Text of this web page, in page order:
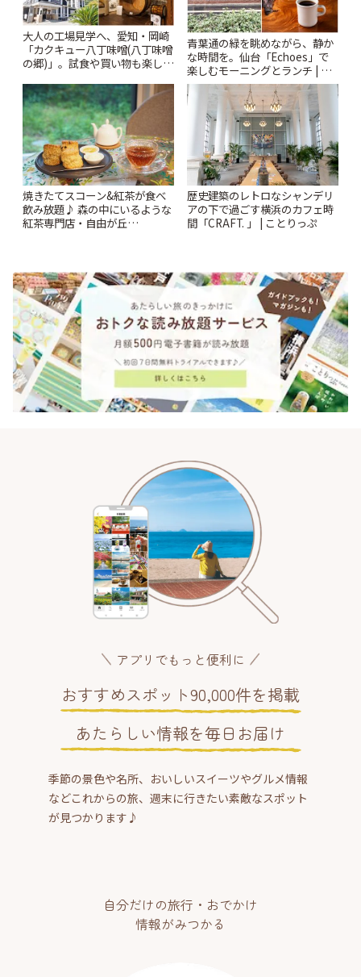
大人の工場見学へ、愛知・岡崎
「カクキュー八丁味噌(八丁味噌
の郷)」。試食や買い物も楽しみ
青葉通の緑を眺めながら、静か
な時間を。仙台「Echoes」で
楽しむモーニングとランチ | こ
とりっぷ
焼きたてスコーン&紅茶が食べ
飲み放題♪ 森の中にいるような
紅茶専門店・自由が丘
歴史建築のレトロなシャンデリ
アの下で過ごす横浜のカフェ時
間「CRAFT. 」 | ことりっぷ
アプリでもっと便利に
おすすめスポット90,000件を掲載
あたらしい情報を毎日お届け
季節の景色や名所、おいしいスイーツやグルメ情報
などこれからの旅、週末に行きたい素敵なスポット
が見つかります♪
自分だけの旅行・おでかけ
情報がみつかる